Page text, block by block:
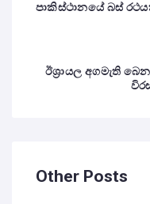
පාකිස්ථානයේ බස්
ඊශ්‍රායල අගමැති
Other Posts